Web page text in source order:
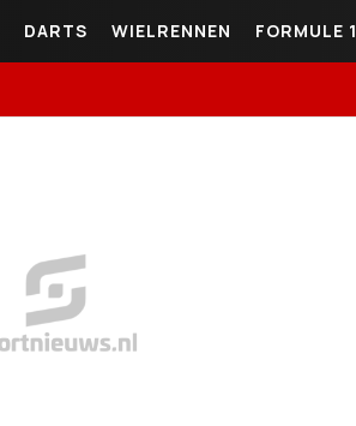
DARTS WIELRENNEN FORMULE 1